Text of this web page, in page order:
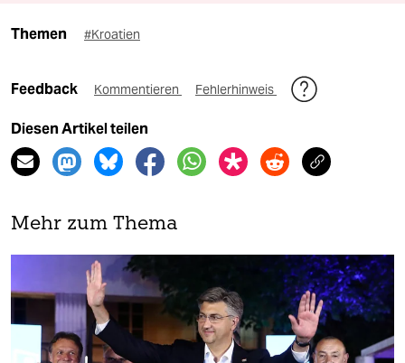
Themen #Kroatien
Feedback Kommentieren Fehlerhinweis
Diesen Artikel teilen
Mehr zum Thema